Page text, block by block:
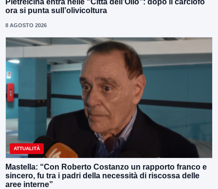
Pietrelcina entra nelle “Città dell’Olio”: dopo il carciofo
ora si punta sull’olivicoltura
8 AGOSTO 2026
ATTUALITÀ
Mastella: “Con Roberto Costanzo un rapporto franco e
sincero, fu tra i padri della necessità di riscossa delle
aree interne”